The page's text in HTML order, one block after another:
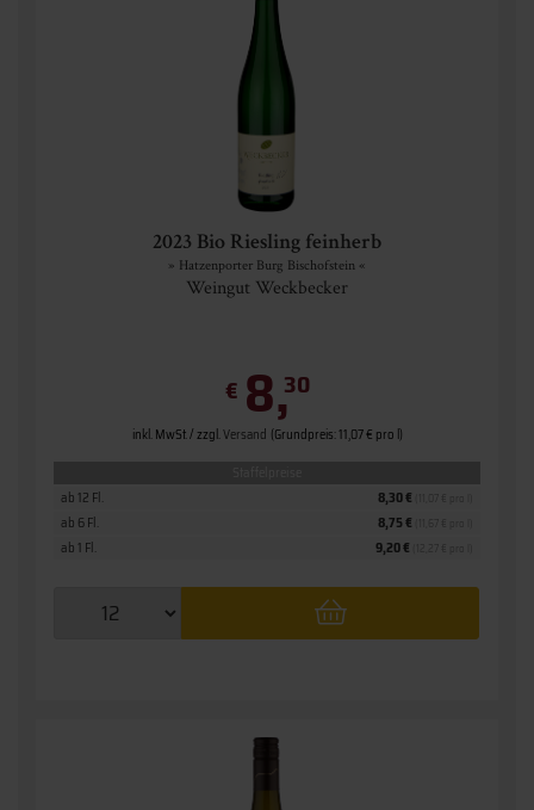
2023 Bio Riesling feinherb
» Hatzenporter Burg Bischofstein «
Weingut Weckbecker
€ 8,30
inkl. MwSt. / zzgl.Versand (Grundpreis: 11,07 € pro l)
ab 1 Fl. 9,20 €
ab 6 Fl. 8,75 €
ab 12 Fl. 8,30 €